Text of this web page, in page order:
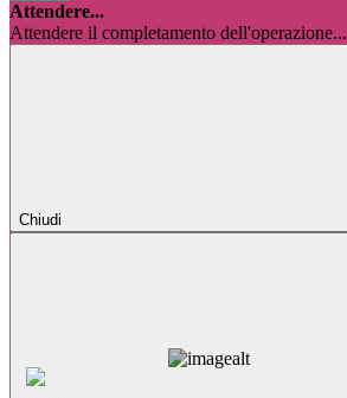
Attendere...
Attendere il completamento dell'operazione...
Chiudi